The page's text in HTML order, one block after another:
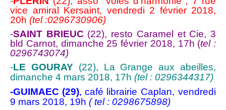
vice amiral Kersaint, vendredi 2 février 2018,
20h (tel :0296730906)
-SAINT BRIEUC (22), resto Caramel et Cie, 3
bld Carnot, dimanche 25 février 2018, 17h (tel :
0296743074)
-LE GOURAY(22), La Grange aux abeilles,
dimanche 4 mars 2018, 17h (tel : 0296344317)
-GUIMAEC (29),café librairie Caplan, vendredi
9 mars 2018, 19h ( tel : 0298675898)